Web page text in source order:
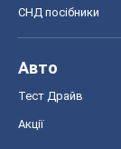
СНД посібники
Авто
Тест Драйв
Акції